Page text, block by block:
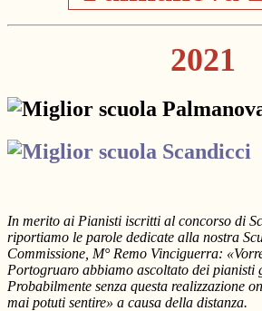
2021
In merito ai Pianisti iscritti al concorso di
riportiamo le parole dedicate alla nostra
Commissione, M° Remo Vinciguerra:
Portogruaro abbiamo ascoltato dei pianisti
Probabilmente senza questa realizzazione
mai potuti sentire» a causa della distanza.